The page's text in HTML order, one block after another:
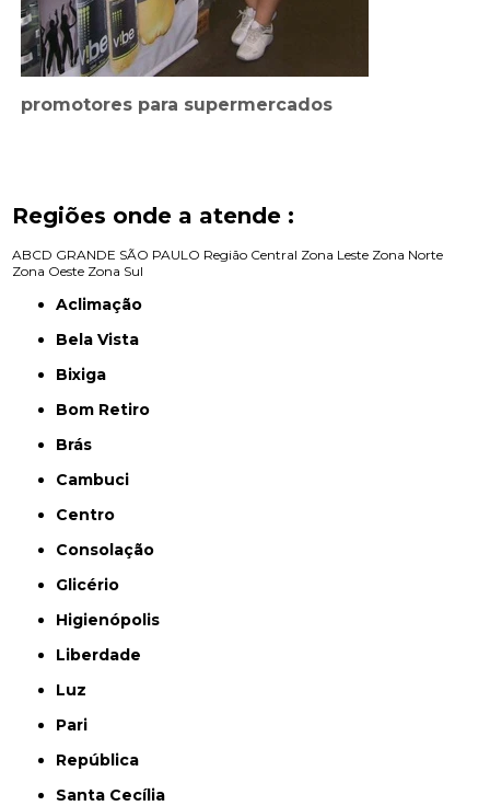
promotores para supermercados
Regiões onde a atende :
ABCD GRANDE SÃO PAULO Região Central Zona Leste Zona Norte
Zona Oeste Zona Sul
Aclimação
Bela Vista
Bixiga
Bom Retiro
Brás
Cambuci
Centro
Consolação
Glicério
Higienópolis
Liberdade
Luz
Pari
República
Santa Cecília